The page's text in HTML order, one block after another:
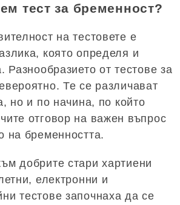
тест за бременност?
на тестовете е
която определя и
Разнообразието от тестове за
Те се различават
но и по начина, по който
отговор на важен въпрос
на бременността.
добрите стари хартиени
електронни и
тестове започнаха да се